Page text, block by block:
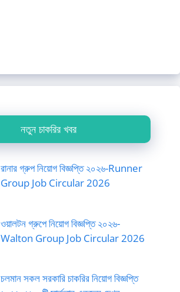
নতুন চাকরির খবর
রানার গ্রুপ নিয়োগ বিজ্ঞপ্তি ২০২৬-Runner
Group Job Circular 2026
ওয়ালটন গ্রুপে নিয়োগ বিজ্ঞপ্তি ২০২৬-
Walton Group Job Circular 2026
চলমান সকল সরকারি চাকরির নিয়োগ বিজ্ঞপ্তি